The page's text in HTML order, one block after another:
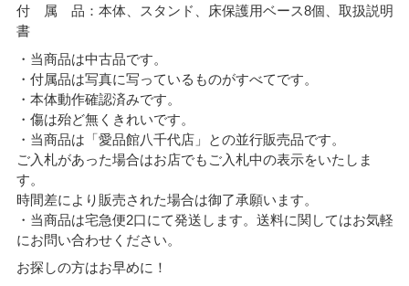
付 属 品：本体、スタンド、床保護用ベース8個、取扱説明
書
・当商品は中古品です。
・付属品は写真に写っているものがすべてです。
・本体動作確認済みです。
・傷は殆ど無くきれいです。
・当商品は「愛品館八千代店」との並行販売品です。
ご入札があった場合はお店でもご入札中の表示をいたしま
す。
時間差により販売された場合は御了承願います。
・当商品は宅急便2口にて発送します。送料に関してはお気軽
にお問い合わせください。
お探しの方はお早めに！